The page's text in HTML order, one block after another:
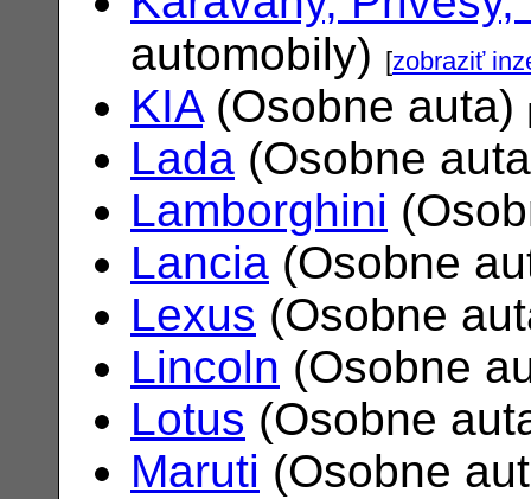
automobily)
[zobraziť
KIA(Osobne auta)
Lada (Osobne
Lamborghini
Lancia (Osobne
Lexus (Osobne
Lincoln (Osobne
Lotus (Osobne
Maruti (Osobne